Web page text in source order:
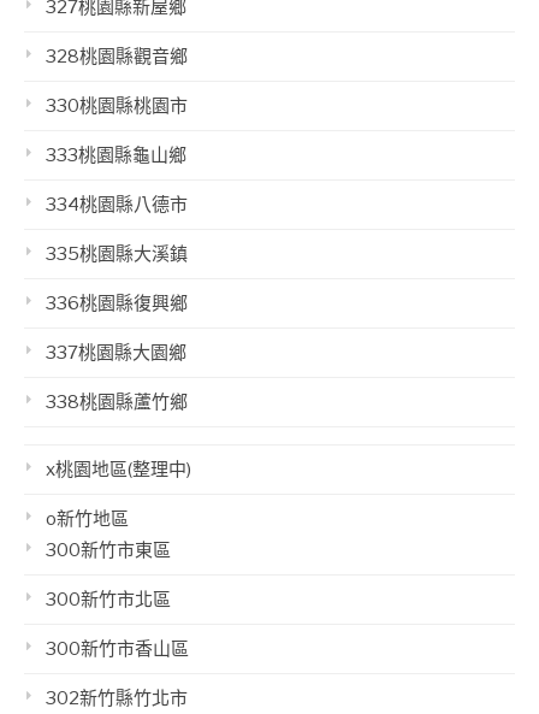
327桃園縣新屋鄉
328桃園縣觀音鄉
330桃園縣桃園市
333桃園縣龜山鄉
334桃園縣八德市
335桃園縣大溪鎮
336桃園縣復興鄉
337桃園縣大園鄉
338桃園縣蘆竹鄉
x桃園地區(整理中)
o新竹地區
300新竹市東區
300新竹市北區
300新竹市香山區
302新竹縣竹北市